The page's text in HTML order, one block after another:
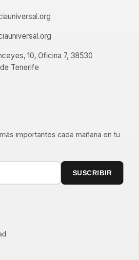
10, Oficina 7, 38530
Tenerife
importantes cada mañana en tu
SUSCRIBIR